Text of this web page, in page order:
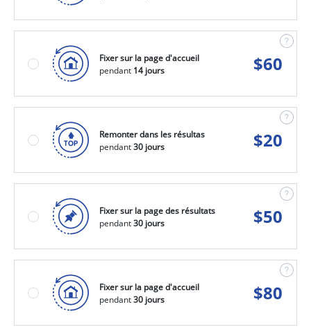
Fixer sur la page d'accueil
pendant 14 jours $60
Remonter dans les résultas
pendant30 jours $20
Fixer sur la page des résultats
pendant30 jours $50
Fixer sur la page d'accueil
pendant30 jours $80